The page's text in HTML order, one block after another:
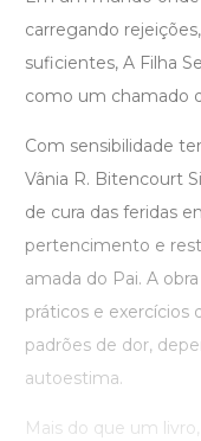
carregando
suficientes, A Filha
como um chamado
Com sensibilidade
Vânia R. Bitencourt
de cura das feridas
pertencimento e
amada do Pai. A
práticos e
padrões de dor,
autoestima.
Mais do que um